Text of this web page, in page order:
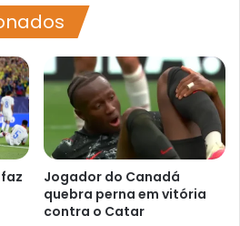
Jogador do Canadá
quebra perna em vitória
contra o Catar